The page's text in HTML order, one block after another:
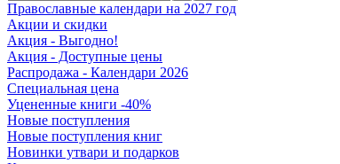
Православные календари на 2027 год
Акции и скидки
Акция - Выгодно!
Акция - Доступные цены
Распродажа - Календари 2026
Специальная цена
Уцененные книги -40%
Новые поступления
Новые поступления книг
Новинки утвари и подарков